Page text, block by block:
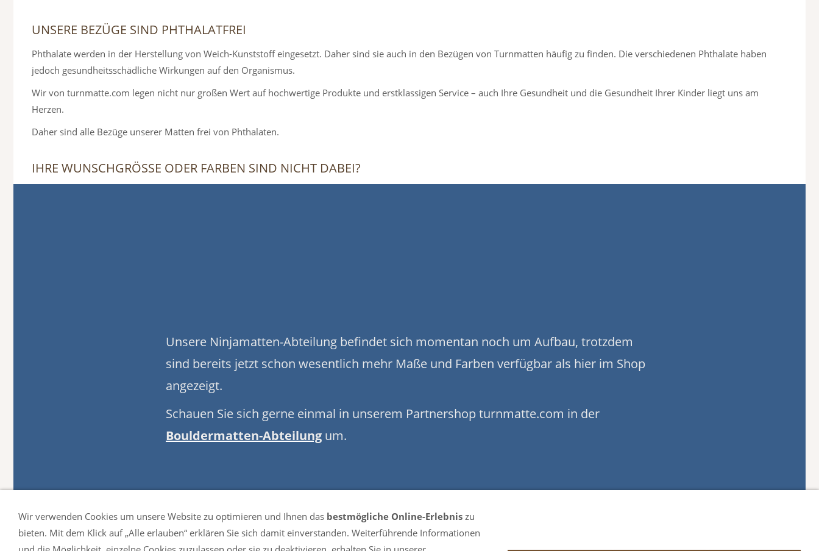
UNSERE BEZÜGE SIND PHTHALATFREI
Phthalate werden in der Herstellung von Weich-Kunststoff eingesetzt. Daher sind sie auch in den Bezügen von Turnmatten häufig zu finden. Die verschiedenen Phthalate haben
jedoch gesundheitsschädliche Wirkungen auf den Organismus.
Wir von turnmatte.com legen nicht nur großen Wert auf hochwertige Produkte und erstklassigen Service – auch Ihre Gesundheit und die Gesundheit Ihrer Kinder liegt uns am
Herzen.
Daher sind alle Bezüge unserer Matten frei von Phthalaten.
IHRE WUNSCHGRÖSSE ODER FARBEN SIND NICHT DABEI?
Unsere Ninjamatten-Abteilung befindet sich momentan noch um Aufbau, trotzdem
sind bereits jetzt schon wesentlich mehr Maße und Farben verfügbar als hier im Shop
angezeigt.
Schauen Sie sich gerne einmal in unserem Partnershop turnmatte.com in der
Bouldermatten-Abteilung um.
Wir verwenden Cookies um unsere Website zu optimieren und Ihnen das bestmögliche Online-Erlebnis zu
bieten. Mit dem Klick auf „Alle erlauben“ erklären Sie sich damit einverstanden. Weiterführende Informationen